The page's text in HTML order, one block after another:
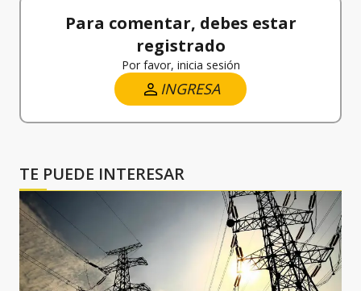
Para comentar, debes estar
registrado
Por favor, inicia sesión
INGRESA
TE PUEDE INTERESAR